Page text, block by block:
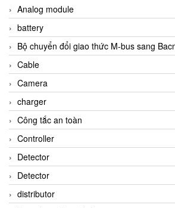
Analog module
battery
Bộ chuyển đổi giao thức M-bus sang
Cable
Camera
charger
Công tắc an toàn
Controller
Detector
Detector
distributor